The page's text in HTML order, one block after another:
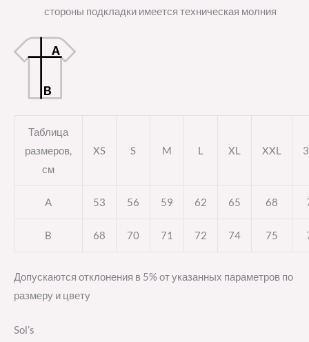
стороны подкладки имеется техническая молния
Таблица
размеров,
см
XS S M L XL XXL
A 53 56 59 62 65 68
B 68 70 71 72 74 75
Допускаются отклонения в 5% от указанных параметров по
размеру и цвету
Sol’s